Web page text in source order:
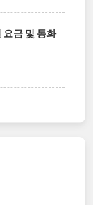
금 및 통화